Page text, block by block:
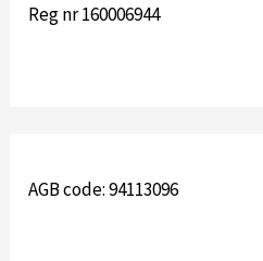
Reg nr 160006944
AGB code: 94113096